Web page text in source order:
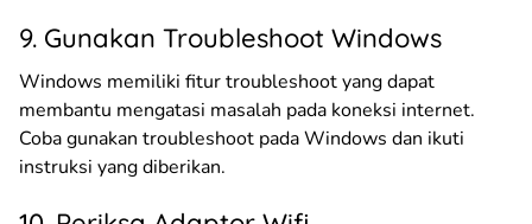
9. Gunakan Troubleshoot Windows
Windows memiliki fitur troubleshoot yang dapat
membantu mengatasi masalah pada koneksi internet.
Coba gunakan troubleshoot pada Windows dan ikuti
instruksi yang diberikan.